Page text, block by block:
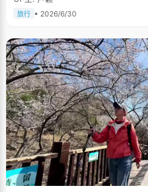
旅行 • 2026/6/30